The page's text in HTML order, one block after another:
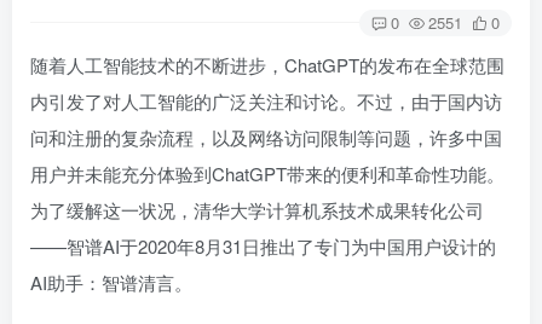
0 2551 0
随着人工智能技术的不断进步，ChatGPT的发布在全球范围
内引发了对人工智能的广泛关注和讨论。不过，由于国内访
问和注册的复杂流程，以及网络访问限制等问题，许多中国
用户并未能充分体验到ChatGPT带来的便利和革命性功能。
为了缓解这一状况，清华大学计算机系技术成果转化公司
——智谱AI于2020年8月31日推出了专门为中国用户设计的
AI助手：智谱清言。